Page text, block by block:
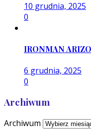
10 grudnia, 2025
0
IRONMAN
6 grudnia, 2025
0
Archiwum
Archiwum